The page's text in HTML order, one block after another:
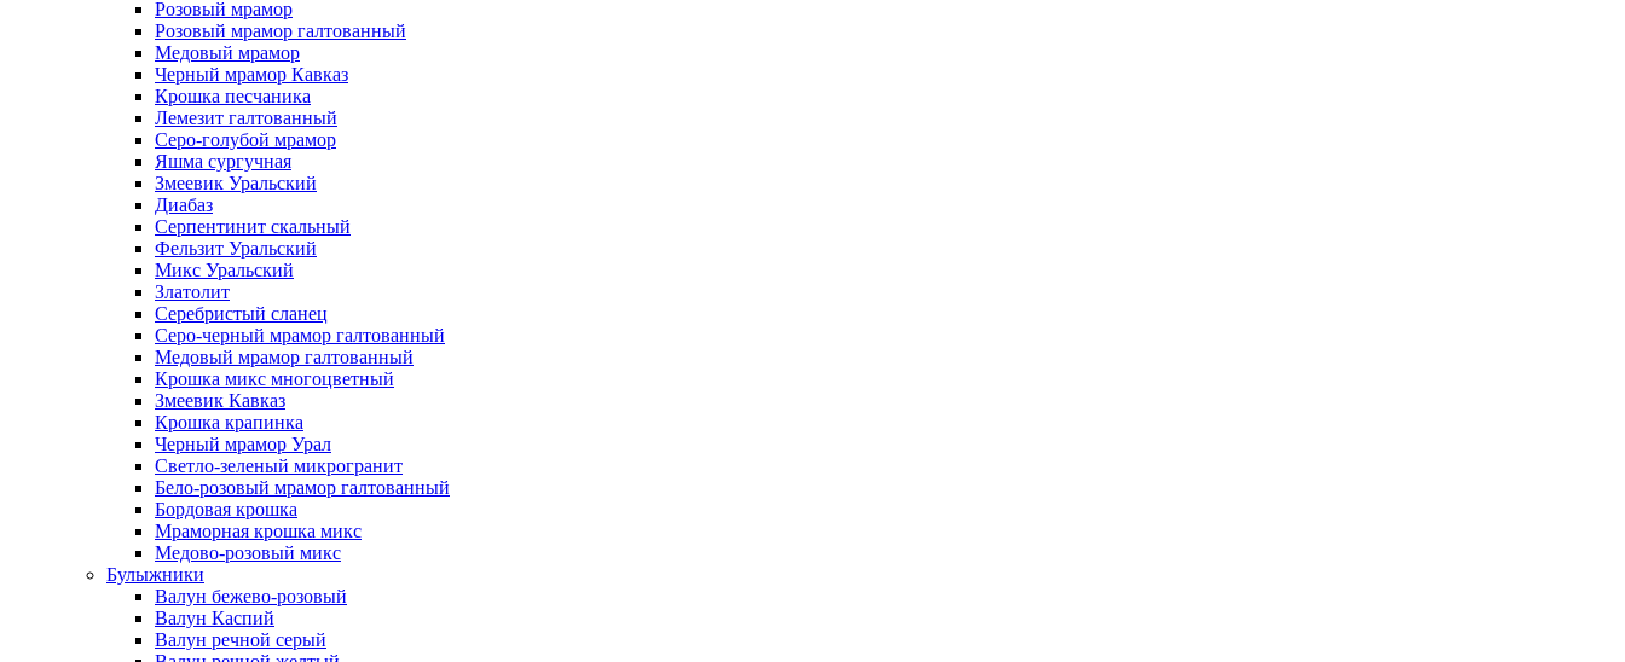
Розовый мрамор
Розовый мрамор галтованный
Медовый мрамор
Черный мрамор Кавказ
Крошка песчаника
Лемезит галтованный
Серо-голубой мрамор
Яшма сургучная
Змеевик Уральский
Диабаз
Серпентинит скальный
Фельзит Уральский
Микс Уральский
Златолит
Серебристый сланец
Серо-черный мрамор галтованный
Медовый мрамор галтованный
Крошка микс многоцветный
Змеевик Кавказ
Крошка крапинка
Черный мрамор Урал
Светло-зеленый микрогранит
Бело-розовый мрамор галтованный
Бордовая крошка
Мраморная крошка микс
Медово-розовый микс
Булыжники
Валун бежево-розовый
Валун Каспий
Валун речной серый